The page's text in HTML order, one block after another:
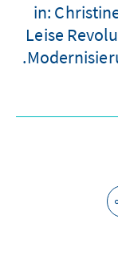
in:
Leise